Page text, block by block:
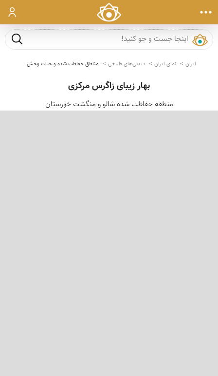
ورود
جست و
ایران نمای ایران دیدنی‌های طبیعی مناطق حفاظت شده و حیات وحش
بهار زیبای زاگرس مرکزی
منطقه حفاظت شده شالو و منگشت خوزستان